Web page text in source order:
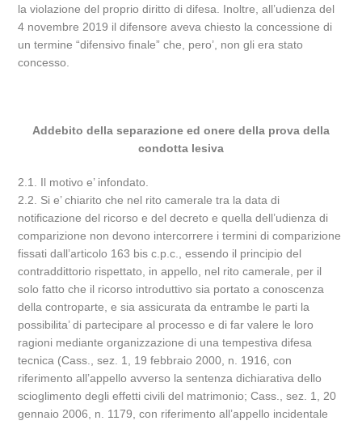
la violazione del proprio diritto di difesa. Inoltre, all’udienza del
4 novembre 2019 il difensore aveva chiesto la concessione di
un termine “difensivo finale” che, pero’, non gli era stato
concesso.
Addebito della separazione ed onere della prova della
condotta lesiva
2.1. Il motivo e’ infondato.
2.2. Si e’ chiarito che nel rito camerale tra la data di
notificazione del ricorso e del decreto e quella dell’udienza di
comparizione non devono intercorrere i termini di comparizione
fissati dall’articolo 163 bis c.p.c., essendo il principio del
contraddittorio rispettato, in appello, nel rito camerale, per il
solo fatto che il ricorso introduttivo sia portato a conoscenza
della controparte, e sia assicurata da entrambe le parti la
possibilita’ di partecipare al processo e di far valere le loro
ragioni mediante organizzazione di una tempestiva difesa
tecnica (Cass., sez. 1, 19 febbraio 2000, n. 1916, con
riferimento all’appello avverso la sentenza dichiarativa dello
scioglimento degli effetti civili del matrimonio; Cass., sez. 1, 20
gennaio 2006, n. 1179, con riferimento all’appello incidentale